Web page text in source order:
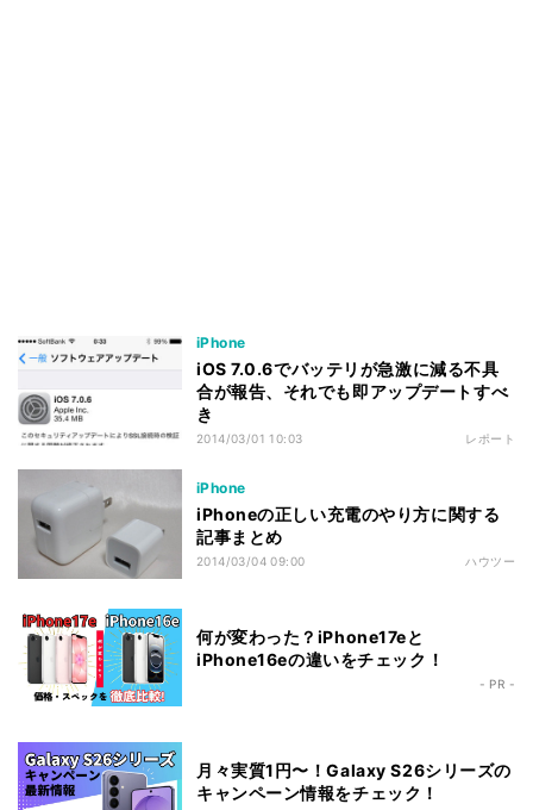
iPhone
iOS 7.0.6でバッテリが急激に減る不具
合が報告、それでも即アップデートすべ
き
2014/03/01 10:03 レポート
iPhone
iPhoneの正しい充電のやり方に関する
記事まとめ
2014/03/04 09:00 ハウツー
何が変わった？iPhone17eと
iPhone16eの違いをチェック！
- PR -
月々実質1円〜！Galaxy S26シリーズの
キャンペーン情報をチェック！